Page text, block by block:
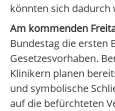
könnten sich dadurch
Am kommenden
Bundestag die ersten
Gesetzesvorhaben.
Klinikern planen
und symbolische
auf die befürchteten